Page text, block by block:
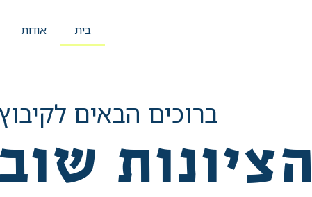
בית אודות
ברוכים הבאים
הציונות